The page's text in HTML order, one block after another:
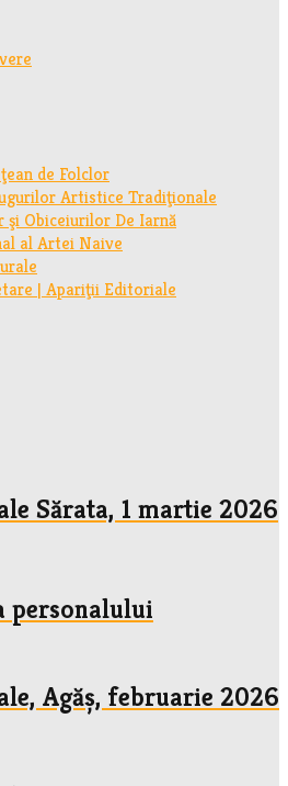
de Folclor
Artistice Tradiţionale
Obiceiurilor De Iarnă
al Artei Naive
| Apariţii Editoriale
Sărata, 1 martie 2026
personalului
Agăș, februarie 2026